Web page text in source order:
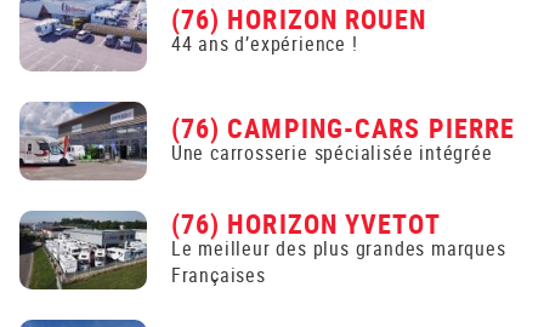
(76) HORIZON ROUEN
44 ans d’expérience !
(76) CAMPING-CARS PIERRE
Une carrosserie spécialisée intégrée
(76) HORIZON YVETOT
Le meilleur des plus grandes marques
Françaises